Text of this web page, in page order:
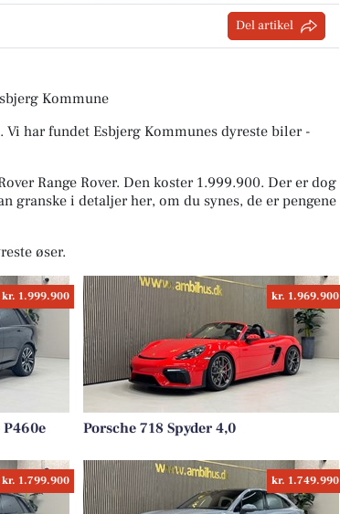
Del artikel
Kommune
har fundet Esbjerg Kommunes dyreste biler -
Range Rover. Den koster 1.999.900. Der er dog
granske i detaljer her, om du synes, de er pengene
øser.
kr. 1.999.900
P460e
kr. 1.969.900
Porsche 718 Spyder 4,0
kr. 1.799.900 kr. 1.749.990